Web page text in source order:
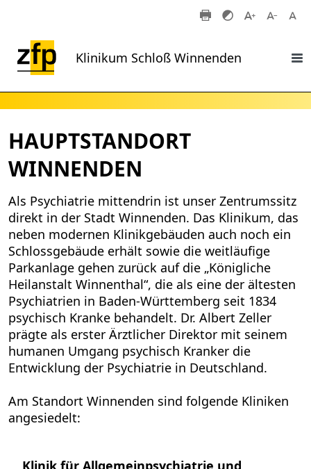
Klinikum Schloß Winnenden
HAUPTSTANDORT
WINNENDEN
Als Psychiatrie mittendrin ist unser Zentrumssitz
direkt in der Stadt Winnenden. Das Klinikum, das
neben modernen Klinikgebäuden auch noch ein
Schlossgebäude erhält sowie die weitläufige
Parkanlage gehen zurück auf die „Königliche
Heilanstalt Winnenthal“, die als eine der ältesten
Psychiatrien in Baden-Württemberg seit 1834
psychisch Kranke behandelt. Dr. Albert Zeller
prägte als erster Ärztlicher Direktor mit seinem
humanen Umgang psychisch Kranker die
Entwicklung der Psychiatrie in Deutschland.
Am Standort Winnenden sind folgende Kliniken
angesiedelt:
Klinik für Allgemeinpsychiatrie und